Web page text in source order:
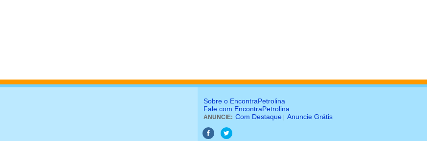
Sobre o EncontraPetrolina
Fale com EncontraPetrolina
ANUNCIE: Com Destaque Anuncie Grátis